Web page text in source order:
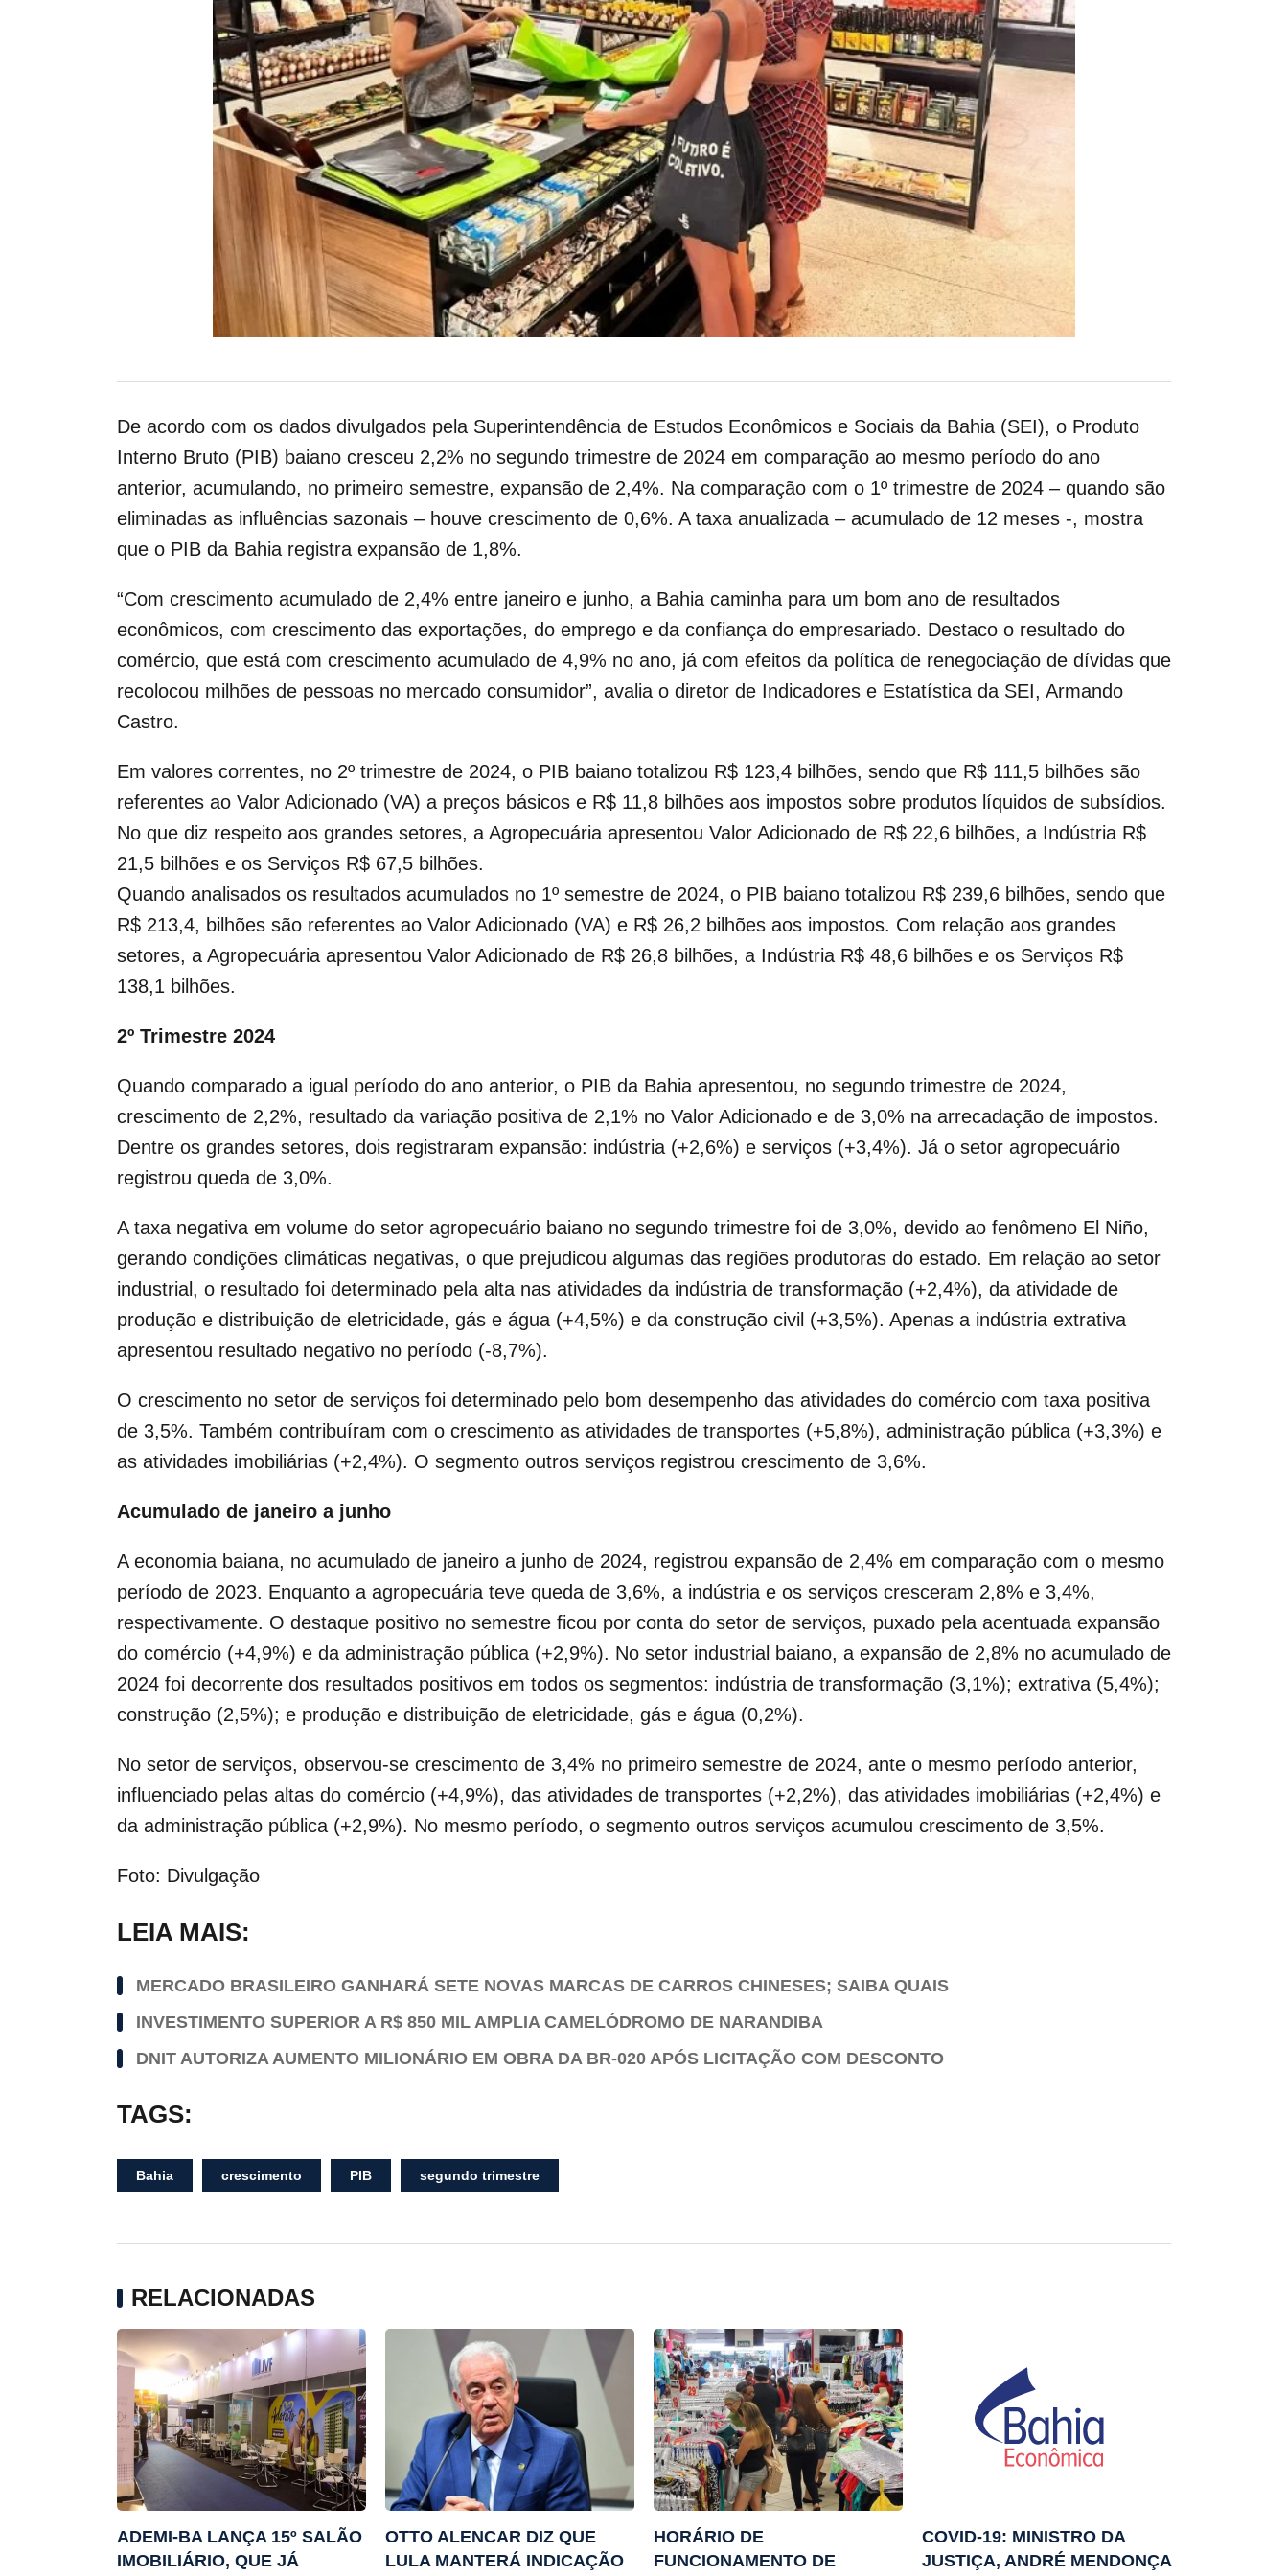
De acordo com os dados divulgados pela Superintendência de Estudos Econômicos e Sociais da Bahia (SEI), o Produto
Interno Bruto (PIB) baiano cresceu 2,2% no segundo trimestre de 2024 em comparação ao mesmo período do ano
anterior, acumulando, no primeiro semestre, expansão de 2,4%. Na comparação com o 1º trimestre de 2024 – quando são
eliminadas as influências sazonais – houve crescimento de 0,6%. A taxa anualizada – acumulado de 12 meses -, mostra
que o PIB da Bahia registra expansão de 1,8%.
“Com crescimento acumulado de 2,4% entre janeiro e junho, a Bahia caminha para um bom ano de resultados
econômicos, com crescimento das exportações, do emprego e da confiança do empresariado. Destaco o resultado do
comércio, que está com crescimento acumulado de 4,9% no ano, já com efeitos da política de renegociação de dívidas que
recolocou milhões de pessoas no mercado consumidor”, avalia o diretor de Indicadores e Estatística da SEI, Armando
Castro.
Em valores correntes, no 2º trimestre de 2024, o PIB baiano totalizou R$ 123,4 bilhões, sendo que R$ 111,5 bilhões são
referentes ao Valor Adicionado (VA) a preços básicos e R$ 11,8 bilhões aos impostos sobre produtos líquidos de subsídios.
No que diz respeito aos grandes setores, a Agropecuária apresentou Valor Adicionado de R$ 22,6 bilhões, a Indústria R$
21,5 bilhões e os Serviços R$ 67,5 bilhões.
Quando analisados os resultados acumulados no 1º semestre de 2024, o PIB baiano totalizou R$ 239,6 bilhões, sendo que
R$ 213,4, bilhões são referentes ao Valor Adicionado (VA) e R$ 26,2 bilhões aos impostos. Com relação aos grandes
setores, a Agropecuária apresentou Valor Adicionado de R$ 26,8 bilhões, a Indústria R$ 48,6 bilhões e os Serviços R$
138,1 bilhões.
2º Trimestre 2024
Quando comparado a igual período do ano anterior, o PIB da Bahia apresentou, no segundo trimestre de 2024,
crescimento de 2,2%, resultado da variação positiva de 2,1% no Valor Adicionado e de 3,0% na arrecadação de impostos.
Dentre os grandes setores, dois registraram expansão: indústria (+2,6%) e serviços (+3,4%). Já o setor agropecuário
registrou queda de 3,0%.
A taxa negativa em volume do setor agropecuário baiano no segundo trimestre foi de 3,0%, devido ao fenômeno El Niño,
gerando condições climáticas negativas, o que prejudicou algumas das regiões produtoras do estado. Em relação ao setor
industrial, o resultado foi determinado pela alta nas atividades da indústria de transformação (+2,4%), da atividade de
produção e distribuição de eletricidade, gás e água (+4,5%) e da construção civil (+3,5%). Apenas a indústria extrativa
apresentou resultado negativo no período (-8,7%).
O crescimento no setor de serviços foi determinado pelo bom desempenho das atividades do comércio com taxa positiva
de 3,5%. Também contribuíram com o crescimento as atividades de transportes (+5,8%), administração pública (+3,3%) e
as atividades imobiliárias (+2,4%). O segmento outros serviços registrou crescimento de 3,6%.
Acumulado de janeiro a junho
A economia baiana, no acumulado de janeiro a junho de 2024, registrou expansão de 2,4% em comparação com o mesmo
período de 2023. Enquanto a agropecuária teve queda de 3,6%, a indústria e os serviços cresceram 2,8% e 3,4%,
respectivamente. O destaque positivo no semestre ficou por conta do setor de serviços, puxado pela acentuada expansão
do comércio (+4,9%) e da administração pública (+2,9%). No setor industrial baiano, a expansão de 2,8% no acumulado de
2024 foi decorrente dos resultados positivos em todos os segmentos: indústria de transformação (3,1%); extrativa (5,4%);
construção (2,5%); e produção e distribuição de eletricidade, gás e água (0,2%).
No setor de serviços, observou-se crescimento de 3,4% no primeiro semestre de 2024, ante o mesmo período anterior,
influenciado pelas altas do comércio (+4,9%), das atividades de transportes (+2,2%), das atividades imobiliárias (+2,4%) e
da administração pública (+2,9%). No mesmo período, o segmento outros serviços acumulou crescimento de 3,5%.
Foto: Divulgação
LEIA MAIS:
MERCADO BRASILEIRO GANHARÁ SETE NOVAS MARCAS DE CARROS CHINESES; SAIBA QUAIS
INVESTIMENTO SUPERIOR A R$ 850 MIL AMPLIA CAMELÓDROMO DE NARANDIBA
DNIT AUTORIZA AUMENTO MILIONÁRIO EM OBRA DA BR-020 APÓS LICITAÇÃO COM DESCONTO
TAGS:
Bahia crescimento PIB segundo trimestre
RELACIONADAS
ADEMI-BA LANÇA 15º SALÃO
IMOBILIÁRIO, QUE JÁ
OTTO ALENCAR DIZ QUE
LULA MANTERÁ INDICAÇÃO
HORÁRIO DE
FUNCIONAMENTO DE
COVID-19: MINISTRO DA
JUSTIÇA, ANDRÉ MENDONÇA